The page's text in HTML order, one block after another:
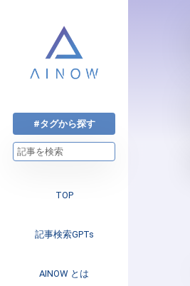
#タグから探す
TOP
記事検索GPTs
AINOW とは